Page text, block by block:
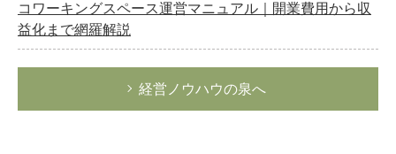
コワーキングスペース運営マニュアル｜開業費用から収
益化まで網羅解説
経営ノウハウの泉へ